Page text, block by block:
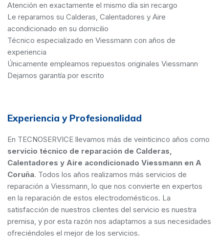
Atención en exactamente el mismo día sin recargo
Le reparamos su Calderas, Calentadores y Aire
acondicionado en su domicilio
Técnico especializado en Viessmann con años de
experiencia
Únicamente empleamos repuestos originales Viessmann
Dejamos garantía por escrito
Experiencia y Profesionalidad
En TECNOSERVICE llevamos más de veinticinco años como
servicio técnico de reparación de Calderas,
Calentadores y Aire acondicionado Viessmann en A
Coruña. Todos los años realizamos más servicios de
reparación a Viessmann, lo que nos convierte en expertos
en la reparación de estos electrodomésticos. La
satisfacción de nuestros clientes del servicio es nuestra
premisa, y por esta razón nos adaptamos a sus necesidades
ofreciéndoles el mejor de los servicios.